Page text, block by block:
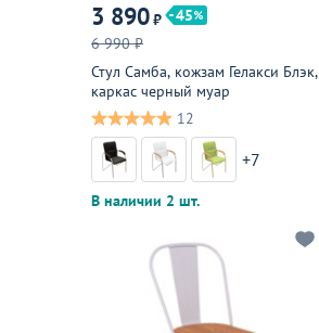
3 890₽
45
6 990 ₽
Стул Самба, кожзам Гелакси Блэк,
каркас черный муар
12
+7
В наличии 2 шт.